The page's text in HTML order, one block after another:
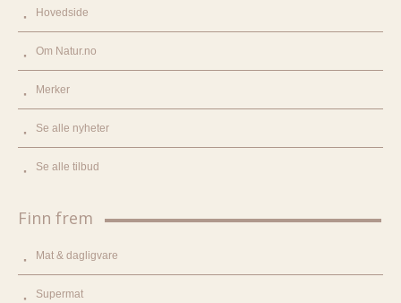
Hovedside
Om Natur.no
Merker
Se alle nyheter
Se alle tilbud
Finn frem
Mat & dagligvare
Supermat